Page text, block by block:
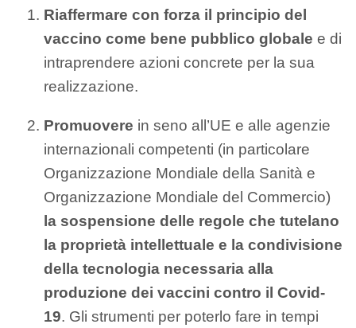
Riaffermare con forza il principio del
vaccino come bene pubblico globale e di
intraprendere azioni concrete per la sua
realizzazione.
Promuovere in seno all’UE e alle agenzie
internazionali competenti (in particolare
Organizzazione Mondiale della Sanità e
Organizzazione Mondiale del Commercio)
la sospensione delle regole che tutelano
la proprietà intellettuale e la condivisione
della tecnologia necessaria alla
produzione dei vaccini contro il Covid-
19. Gli strumenti per poterlo fare in tempi